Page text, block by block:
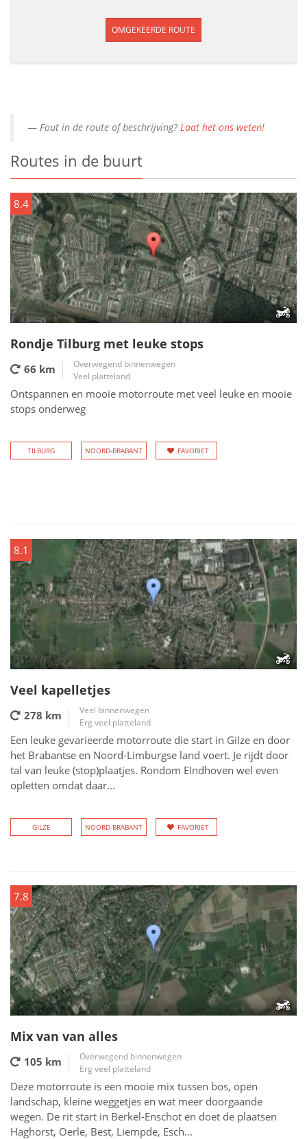
OMGEKEERDE ROUTE
Fout in de route of beschrijving?Laat het ons weten!
Routes in de buurt
8.4
Rondje Tilburg met leuke stops
66 km
Overwegend binnenwegen
Veel platteland
Ontspannen en mooie motorroute met veel leuke en mooie
stops onderweg
TILBURG NOORD-BRABANT FAVORIET
8.1
Veel kapelletjes
278 km
Veel binnenwegen
Erg veel platteland
Een leuke gevarieerde motorroute die start in Gilze en door
het Brabantse en Noord-Limburgse land voert. Je rijdt door
tal van leuke (stop)plaatjes. Rondom EIndhoven wel even
opletten omdat daar...
GILZE NOORD-BRABANT FAVORIET
7.8
Mix van van alles
105 km
Overwegend binnenwegen
Erg veel platteland
Deze motorroute is een mooie mix tussen bos, open
landschap, kleine weggetjes en wat meer doorgaande
wegen. De rit start in Berkel-Enschot en doet de plaatsen
Haghorst, Oerle, Best, Liempde, Esch...